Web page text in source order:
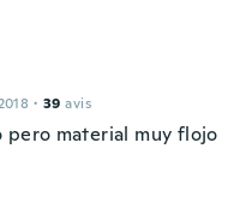
· 39 avis
pero material muy flojo